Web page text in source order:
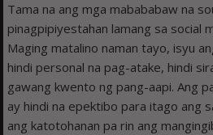
Tama na ang mga mabababaw na
pinagpipiyestahan lamang sa social
Maging matalino naman tayo, isyu
hindi personal na pag-atake, hindi
gawang kwento ng pang-aapi. Ang
ay hindi na epektibo para itago ang
ang katotohanan pa rin ang